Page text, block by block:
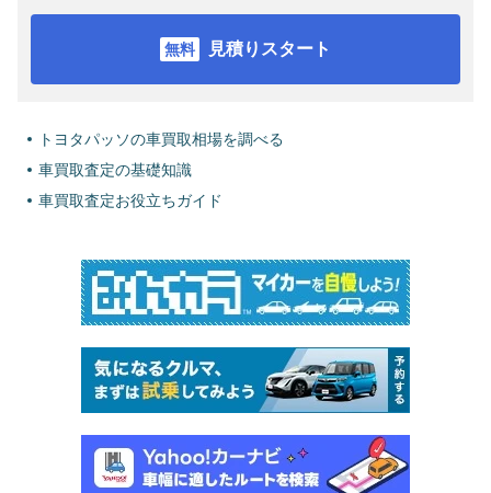
見積りスタート
トヨタパッソの車買取相場を調べる
車買取査定の基礎知識
車買取査定お役立ちガイド